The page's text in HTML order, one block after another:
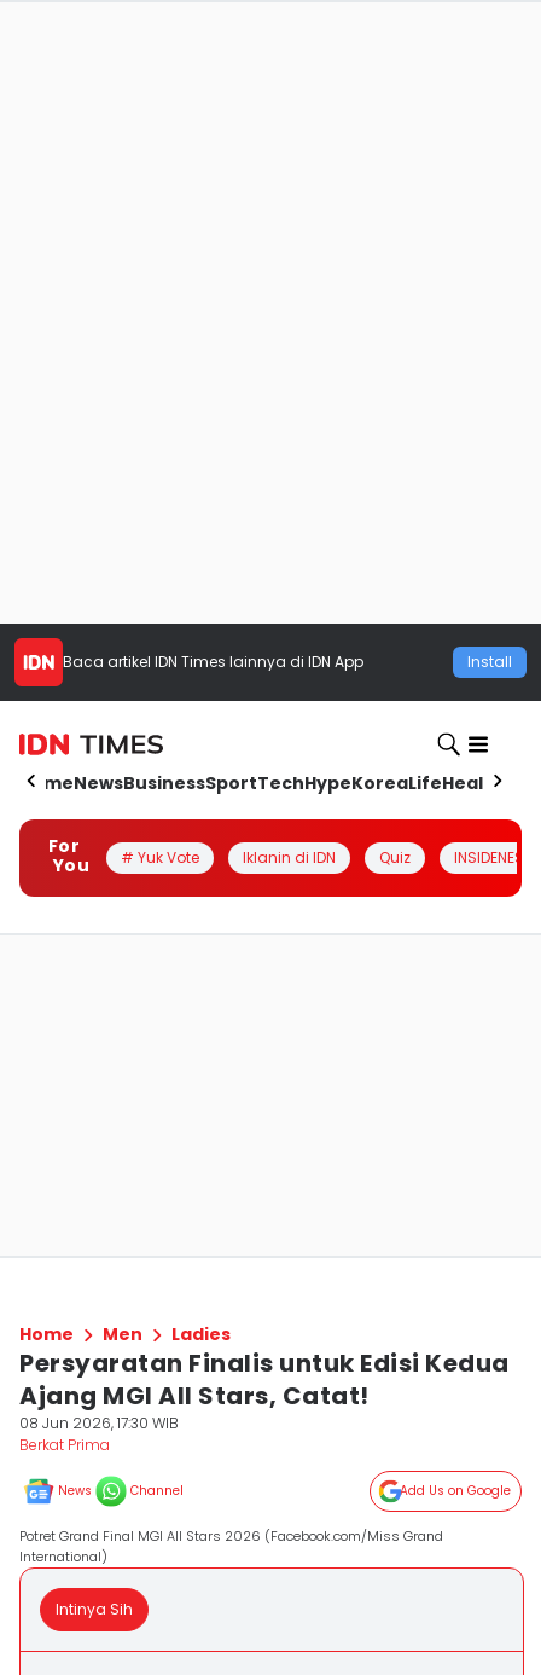
Baca artikel IDN Times lainnya di IDN App Install
HomeNewsBusinessSportTechHypeKoreaLifeHealth
For
You
# Yuk Vote Iklanin di IDN Quiz INSIDENESIA
Home Men Ladies
Persyaratan Finalis untuk Edisi Kedua
Ajang MGI All Stars, Catat!
08 Jun 2026, 17:30 WIB
Berkat Prima
News Channel Add Us on Google
Potret Grand Final MGI All Stars 2026 (Facebook.com/Miss Grand
International)
Intinya Sih